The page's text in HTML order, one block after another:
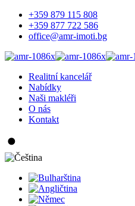
+359 879 115 808
+359 877 722 586
office@amr-imoti.bg
Realitní kancelář
Nabídky
Naši makléři
O nás
Kontakt